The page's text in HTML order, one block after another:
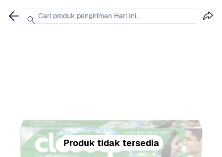
Produk tidak tersedia
Cari produk pengiriman Hari Ini...